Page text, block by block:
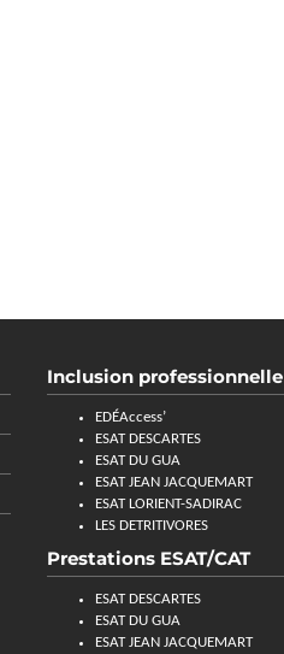
Inclusion professionnelle
EDÉAccess’
ESAT DESCARTES
ESAT DU GUA
ESAT JEAN JACQUEMART
ESAT LORIENT-SADIRAC
LES DETRITIVORES
Prestations ESAT/CAT
ESAT DESCARTES
ESAT DU GUA
ESAT JEAN JACQUEMART